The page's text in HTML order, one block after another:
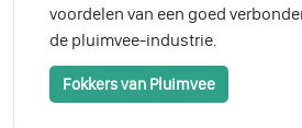
voordelen van een goed
de pluimvee-industrie.
Fokkers van Pluimvee